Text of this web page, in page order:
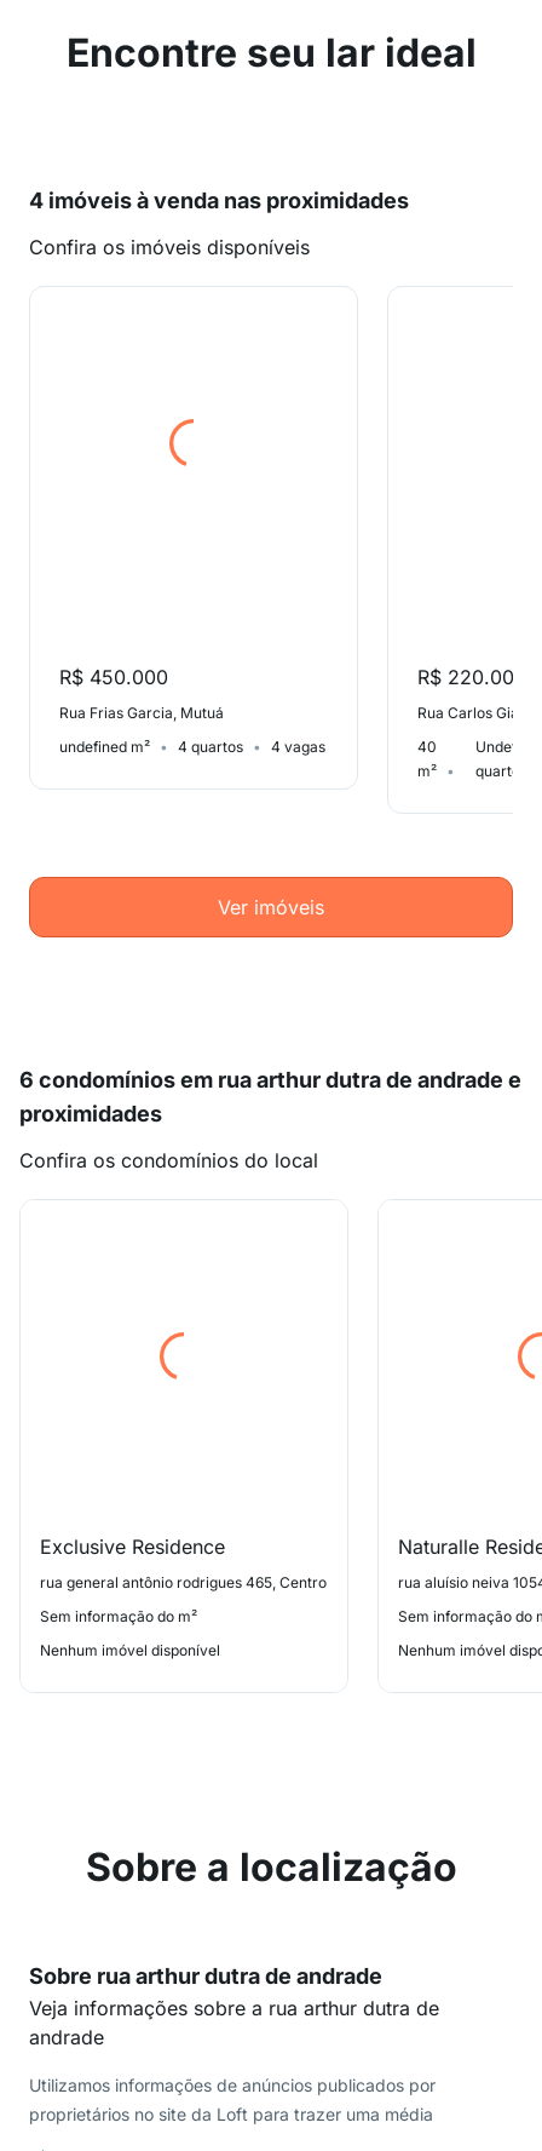
Encontre seu lar ideal
4 imóveis à venda nas proximidades
Confira os imóveis disponíveis
R$ 450.000
Rua Frias Garcia, Mutuá
undefined m²
4 quartos 4 vagas
R$ 220.000
Rua Carlos
40
m²
quarto
Ver imóveis
6 condomínios em rua arthur dutra de andrade e
proximidades
Confira os condomínios do local
Exclusive Residence
rua general antônio rodrigues 465, Centro
Sem informação do m²
Nenhum imóvel disponível
Naturalle
rua aluísio neiva
Sem informação do
Nenhum imóvel
Sobre a localização
Sobre rua arthur dutra de andrade
Veja informações sobre a rua arthur dutra de
andrade
Utilizamos informações de anúncios publicados por
proprietários no site da Loft para trazer uma média